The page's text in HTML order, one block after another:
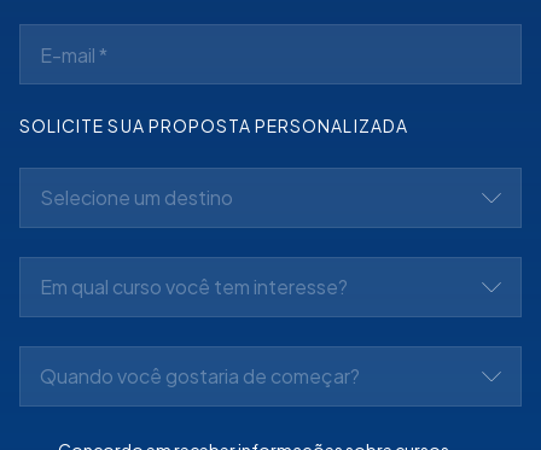
SOLICITE SUA PROPOSTA PERSONALIZADA
Selecione um destino
Em qual curso você tem interesse?
Quando você gostaria de começar?